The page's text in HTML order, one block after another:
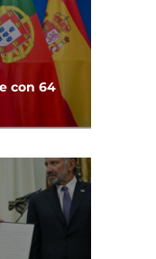
con 64